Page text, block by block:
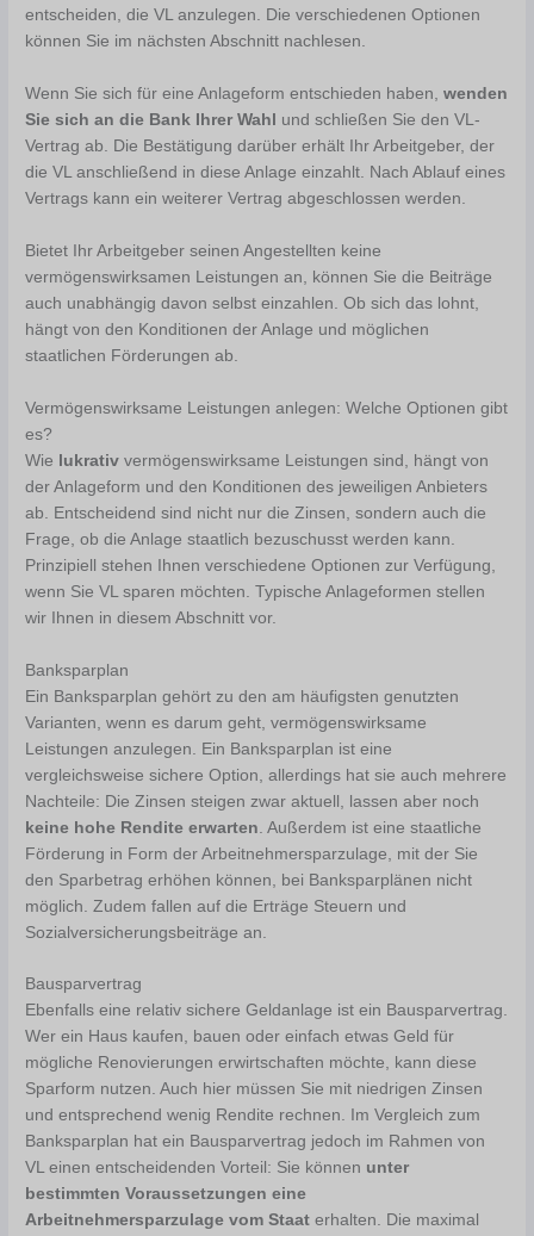
entscheiden, die VL anzulegen. Die verschiedenen Optionen
können Sie im nächsten Abschnitt nachlesen.
Wenn Sie sich für eine Anlageform entschieden haben,wenden
Sie sich an die Bank Ihrer Wahl
und schließen Sie den VL-
Vertrag ab. Die Bestätigung darüber erhält Ihr Arbeitgeber, der
die VL anschließend in diese Anlage einzahlt. Nach Ablauf eines
Vertrags kann ein weiterer Vertrag abgeschlossen werden.
Bietet Ihr Arbeitgeber seinen Angestellten keine
vermögenswirksamen Leistungen an, können Sie die Beiträge
auch unabhängig davon selbst einzahlen. Ob sich das lohnt,
hängt von den Konditionen der Anlage und möglichen
staatlichen Förderungen ab.
Vermögenswirksame Leistungen anlegen: Welche Optionen gibt
es?
Wie lukrativ vermögenswirksame Leistungen sind, hängt von
der Anlageform und den Konditionen des jeweiligen Anbieters
ab. Entscheidend sind nicht nur die Zinsen, sondern auch die
Frage, ob die Anlage staatlich bezuschusst werden kann.
Prinzipiell stehen Ihnen verschiedene Optionen zur Verfügung,
wenn Sie VL sparen möchten. Typische Anlageformen stellen
wir Ihnen in diesem Abschnitt vor.
Banksparplan
Ein Banksparplan gehört zu den am häufigsten genutzten
Varianten, wenn es darum geht, vermögenswirksame
Leistungen anzulegen. Ein Banksparplan ist eine
vergleichsweise sichere Option, allerdings hat sie auch mehrere
Nachteile: Die Zinsen steigen zwar aktuell, lassen aber noch
keine hohe Rendite erwarten . Außerdem ist eine staatliche
Förderung in Form der Arbeitnehmersparzulage, mit der Sie
den Sparbetrag erhöhen können, bei Banksparplänen nicht
möglich. Zudem fallen auf die Erträge Steuern und
Sozialversicherungsbeiträge an.
Bausparvertrag
Ebenfalls eine relativ sichere Geldanlage ist ein Bausparvertrag.
Wer ein Haus kaufen, bauen oder einfach etwas Geld für
mögliche Renovierungen erwirtschaften möchte, kann diese
Sparform nutzen. Auch hier müssen Sie mit niedrigen Zinsen
und entsprechend wenig Rendite rechnen. Im Vergleich zum
Banksparplan hat ein Bausparvertrag jedoch im Rahmen von
VL einen entscheidenden Vorteil: Sie können unter
bestimmten Voraussetzungen eine
Arbeitnehmersparzulage vom Staat erhalten. Die maximal